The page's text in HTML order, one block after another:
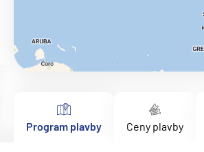
Program plavby Ceny plavby